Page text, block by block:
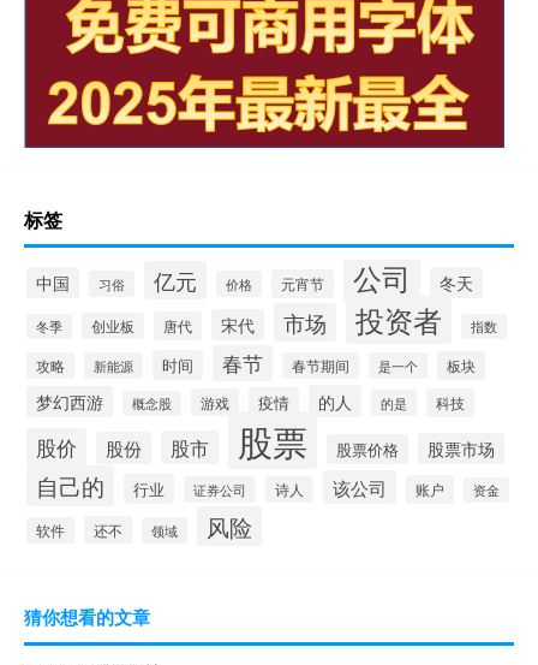
标签
中国 习俗 亿元 价格 元宵节 公司 冬天
冬季 创业板 唐代 宋代 市场 投资者 指数
攻略 新能源 时间 春节 春节期间 是一个 板块
梦幻西游 概念股 游戏 疫情 的人 的是 科技
股价 股份 股市 股票 股票价格 股票市场
自己的 行业 证券公司 诗人 该公司 账户 资金
软件 还不 领域 风险
猜你想看的文章